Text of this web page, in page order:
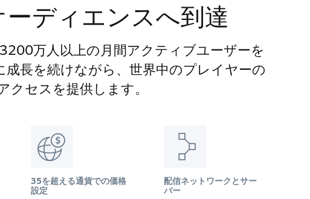
ディエンスへ到達
万人以上の月間アクティブユーザーを
成長を続けながら、世界中のプレイヤーの
クセスを提供します。
35を超える通貨での価格
設定
配信ネットワークとサー
バー